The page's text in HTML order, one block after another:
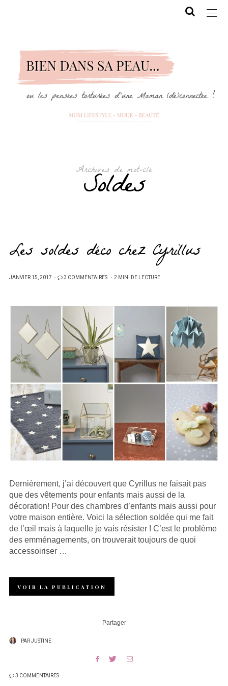
Archives de mot-clé
Soldes
Les soldes déco chez Cyrillus
PUBLIÉ
JANVIER 15, 2017 3 COMMENTAIRES 2 MIN. DE LECTURE
Dernièrement, j’ai découvert que Cyrillus ne faisait pas
que des vêtements pour enfants mais aussi de la
décoration! Pour des chambres d’enfants mais aussi pour
votre maison entière. Voici la sélection soldée qui me fait
de l’œil mais à laquelle je vais résister ! C’est le problème
des emménagements, on trouverait toujours de quoi
accessoiriser …
VOIR LA PUBLICATION
Partager
PARJUSTINE
3 COMMENTAIRES